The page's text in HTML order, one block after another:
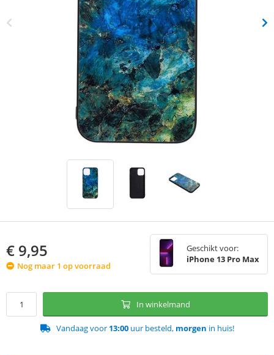
€ 9,95
Nog maar 1 op voorraad
Geschikt voor:
iPhone 13 Pro Max
In winkelmand
Vandaag voor 13:00uur besteld, morgen in huis!